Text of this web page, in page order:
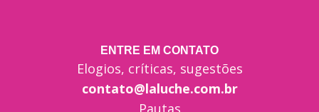
ENTRE EM CONTATO
Elogios, críticas, sugestões
contato@laluche.com.br
Pautas